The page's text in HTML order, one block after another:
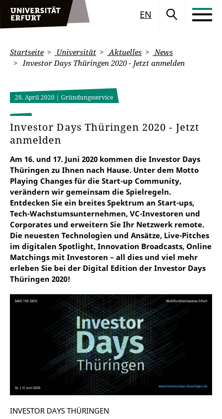
EN
Startseite Universität Aktuelles
News
Investor Days Thüringen 2020 - Jetzt anmelden
28. April 2020 | Gründungsservice
Investor Days Thüringen 2020 - Jetzt
anmelden
Am 16. und 17. Juni 2020 kommen die Investor Days
Thüringen zu Ihnen nach Hause. Unter dem Motto
Playing Changes für die Start-up Community,
verändern wir gemeinsam die Spielregeln.
Entdecken Sie ein breites Spektrum an Start-ups,
Tech-Wachstumsunternehmen, VC-Investoren und
Corporates und erweitern Sie Ihr Netzwerk remote.
Die neuesten Technologien und Ansätze, Live-Pitches
im digitalen Spotlight, Innovation Broadcasts, Online
Matchings mit Investoren – all dies und viel mehr
erleben Sie bei der Digital Edition der Investor Days
Thüringen 2020!
INVESTOR DAYS THÜRINGEN